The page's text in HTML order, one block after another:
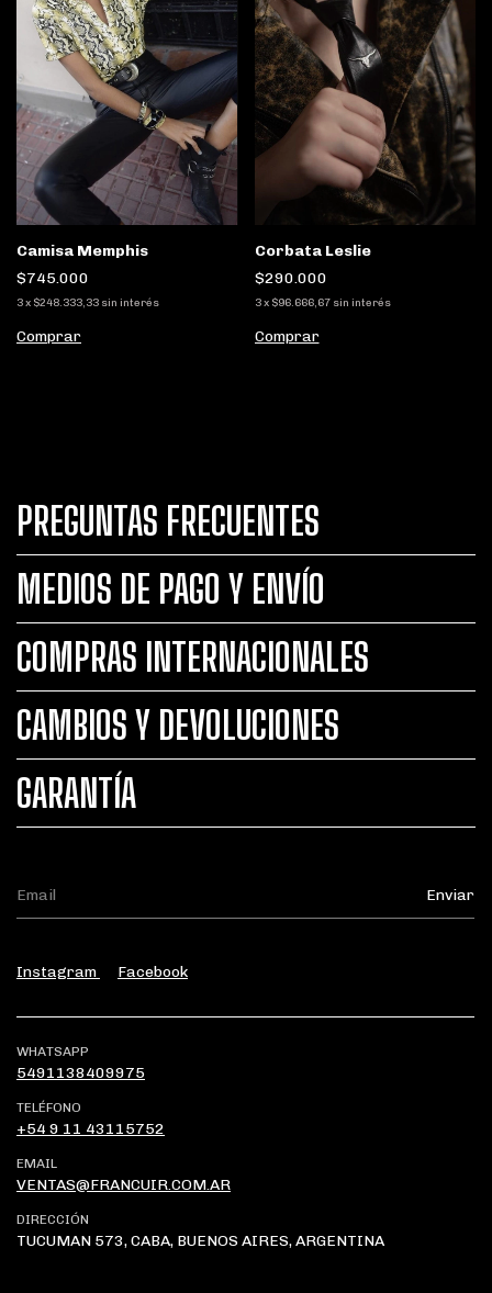
Camisa Memphis
$745.000
3x $248.333,33 sin interés
Comprar
Corbata Leslie
$290.000
3 x $96.666,67 sin interés
Comprar
PREGUNTAS FRECUENTES
MEDIOS DE PAGO Y ENVÍO
COMPRAS INTERNACIONALES
CAMBIOS Y DEVOLUCIONES
GARANTÍA
Instagram Facebook
WHATSAPP
5491138409975
TELÉFONO
+54 9 11 43115752
EMAIL
VENTAS@FRANCUIR.COM.AR
DIRECCIÓN
TUCUMAN 573, CABA, BUENOS AIRES, ARGENTINA